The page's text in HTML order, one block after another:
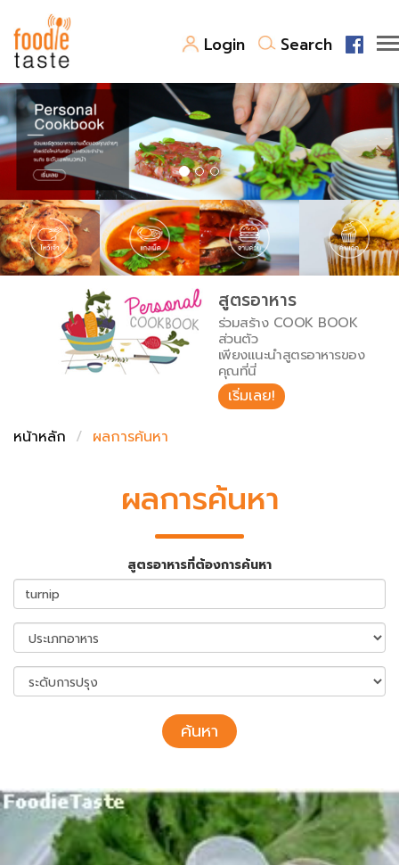
Login Search
สูตรอาหาร
สูตรอาหารล่าสุด
Top Foodie
พาไปชิม
สารพันก้นครัว
เคล็ดลับน่ารู้
เปรียบเทียบหน่วยการตวง
เปรียบเทียบอุณหภูมิ
เปรียบเทียบน้ำหนักวัตถุดิบ
FoodPedia
สร้าง Cookbook
สูตรอาหาร
ร่วมสร้าง COOK BOOK
ส่วนตัว
เพียงแนะนำสูตรอาหารของ
คุณที่นี่
เริ่มเลย!
หน้าหลัก
ผลการค้นหา
ผลการค้นหา
สูตรอาหารที่ต้องการค้นหา
ค้นหา